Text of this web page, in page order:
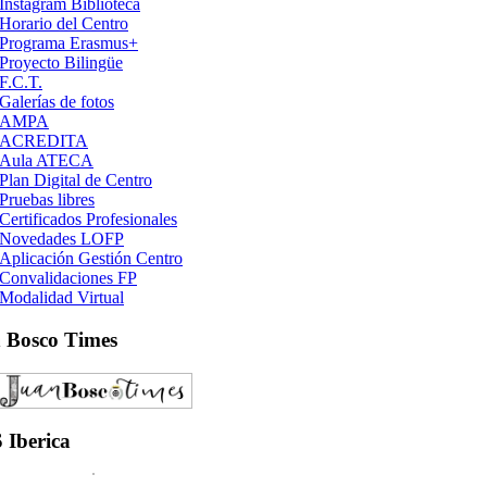
Instagram Biblioteca
Horario del Centro
Programa Erasmus+
Proyecto Bilingüe
F.C.T.
Galerías de fotos
AMPA
ACREDITA
Aula ATECA
Plan Digital de Centro
Pruebas libres
Certificados Profesionales
Novedades LOFP
Aplicación Gestión Centro
Convalidaciones FP
Modalidad Virtual
Bosco Times
Iberica